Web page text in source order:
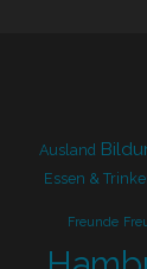
Ausland
Essen &
Freunde